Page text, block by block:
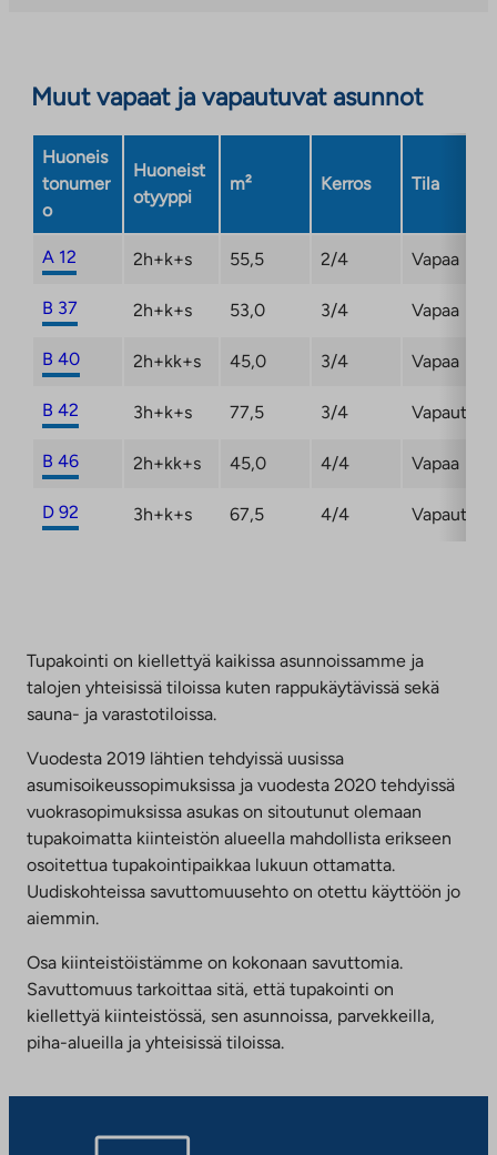
Muut vapaat ja vapautuvat asunnot
Huoneis
tonumer
o
Huoneist
otyyppi
m² Kerros Tila
A 12 2h+k+s 55,5 2/4 Vapaa
B 37 2h+k+s 53,0 3/4 Vapaa
B 40 2h+kk+s 45,0 3/4 Vapaa
B 42 3h+k+s 77,5 3/4
B 46 2h+kk+s 45,0 4/4 Vapaa
D 92 3h+k+s 67,5 4/4
Tupakointi on kiellettyä kaikissa asunnoissamme ja
talojen yhteisissä tiloissa kuten rappukäytävissä sekä
sauna- ja varastotiloissa.
Vuodesta 2019 lähtien tehdyissä uusissa
asumisoikeussopimuksissa ja vuodesta 2020 tehdyissä
vuokrasopimuksissa asukas on sitoutunut olemaan
tupakoimatta kiinteistön alueella mahdollista erikseen
osoitettua tupakointipaikkaa lukuun ottamatta.
Uudiskohteissa savuttomuusehto on otettu käyttöön jo
aiemmin.
Osa kiinteistöistämme on kokonaan savuttomia.
Savuttomuus tarkoittaa sitä, että tupakointi on
kiellettyä kiinteistössä, sen asunnoissa, parvekkeilla,
piha-alueilla ja yhteisissä tiloissa.